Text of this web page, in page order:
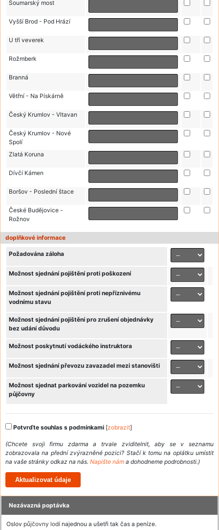
Nezávazná poptávka
Oslov půjčovny lodí najednou a ušetři tak čas a peníze.
Soumarský most
Vyšší Brod - Pod Hrází
U tří veverek
Rožmberk
Branná
Větřní - Na Pískárně
Český Krumlov - Vltavan
Český Krumlov - Nové
Spolí
Zlatá Koruna
Dívčí Kámen
Boršov - Poslední štace
České Budějovice -
Rožnov
doplňkové informace
Požadována záloha
Možnost sjednání pojištění proti poškození
Možnost sjednání pojištění proti nepříznivému
vodnímu stavu
Možnost sjednání pojištění pro zrušení objednávky
bez udání důvodu
Možnost poskytnutí vodáckého instruktora
Možnost sjednání převozu zavazadel mezi stanovišti
Možnost sjednat parkování vozidel na pozemku
půjčovny
Potvrďte souhlas s podmínkami [zobrazit]
(Chcete svoji firmu zdarma a trvale zviditelnit, aby se v seznamu
zobrazovala na přední zvýrazněné pozici? Stačí k tomu na oplátku umístit
na vaše stránky odkaz na nás. Napište nám a dohodneme podrobnosti.)